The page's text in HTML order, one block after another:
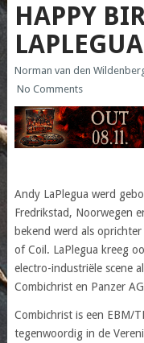
HAPPY
LAPLEGUA
Norman van den
No Comments
Andy LaPlegua werd
Fredrikstad, Noorwegen
bekend werd als
of Coil. LaPlegua kreeg
electro-industriële scene
Combichrist en Panzer
Combichrist is een EBM/
tegenwoordig in de